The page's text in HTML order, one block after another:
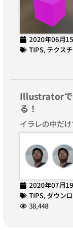
2020年06月
TIPS, テクス
Illustratorで
る！
イラレの中だ
2020年07月
TIPS, ダウン
38,448